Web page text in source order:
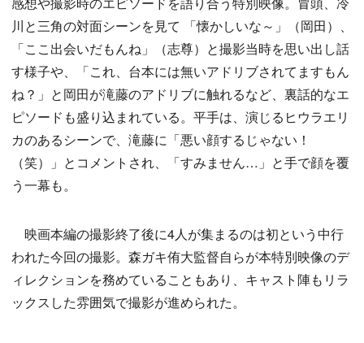
川と三角の対面シーンを見て 「懐かしいな～」（岡田）、
「ここ出会いだもんね」（志尊）と撮影当時を思い出し話
す様子や、「これ、台本には無いアドリブされてますもん
ね？」と岡田が滝藤のアドリブに触れるなど、裏話的なエ
ピソードも盛り込まれている。平手は、演じるヒウラエリ
カのあるシーンで、滝藤に「悪い顔するじゃない！
（笑）」とコメントされ、「すみません…」と手で顔を覆
う一幕も。
映画本編の撮影終了後に4人が集まるのは初という中行
われた今回の撮影。森ガキ侑大監督自らが本特別映像のデ
ィレクションを務めていることもあり、キャスト陣もリラ
ックスした雰囲気で撮影が進められた。